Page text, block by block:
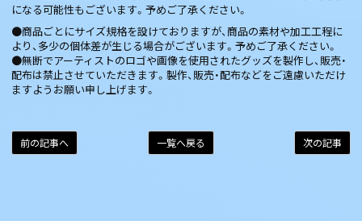
になる可能性もございます。予めご了承ください。
●商品ごとにサイズ規格を設けておりますが、商品の素材や加工工程に
より、多少の個体差が生じる場合がございます。予めご了承ください。
●無断でアーティストのロゴや画像を使用されたグッズを製作し、販売・
配布は禁止させていただきます。製作、販売・配布などをご遠慮いただけ
ますようお願い申し上げます。
次の記事
一覧へ戻る
前の記事へ